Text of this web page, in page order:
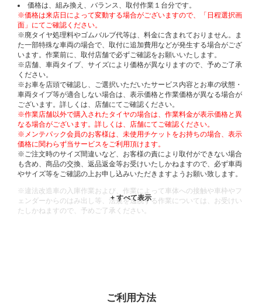
価格は、組み換え、バランス、取付作業１台分です。
※価格は来店日によって変動する場合がございますので、「日程選択画
面」にてご確認ください。
※廃タイヤ処理料やゴムバルブ代等は、料金に含まれておりません。ま
た一部特殊な車両の場合で、取付に追加費用などが発生する場合がござ
います。作業前に、取付店舗で必ずご確認をお願いいたします。
※店舗、車両タイプ、サイズにより価格が異なりますので、予めご了承
ください。
※お車を店頭で確認し、ご選択いただいたサービス内容とお車の状態・
車両タイプ等が適合しない場合は、表示価格と作業価格が異なる場合が
ございます。詳しくは、店舗にてご確認ください。
※作業店舗以外で購入されたタイヤの場合は、作業料金が表示価格と異
なる場合がございます。詳しくは、店舗にてご確認ください。
※メンテパック会員のお客様は、未使用チケットをお持ちの場合、表示
価格に関わらず当サービスをご利用頂けます。
※ご注文時のサイズ間違いなど、お客様の責により取付ができない場合
も含め、商品の交換、返品返金等お受けいたしかねますので、必ず車両
やサイズ等をご確認の上お申し込みいただきますようお願い致します。
※違法改造車の入庫作業および、作業によって車体への接触や車枠やフ
ェンダーからのはみ出し等、法規を逸脱する作業については、お受けい
たしかねますので、予めご了承ください。
ご利用方法